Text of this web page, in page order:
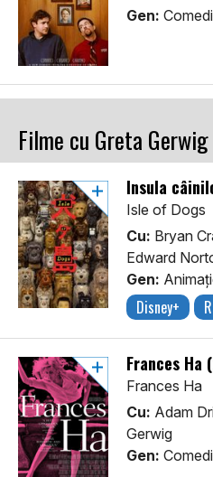
Gen:
Filme cu Greta Gerwig
Insula
Isle of Dogs
Cu: Bryan
Edward
Gen:
Disney+
Frances Ha
Frances Ha
Cu: Adam
Gerwig
Gen: